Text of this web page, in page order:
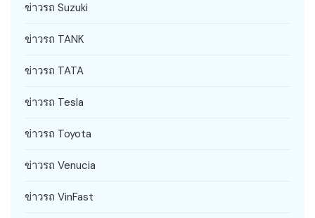
ข่าวรถ Suzuki
ข่าวรถ TANK
ข่าวรถ TATA
ข่าวรถ Tesla
ข่าวรถ Toyota
ข่าวรถ Venucia
ข่าวรถ VinFast